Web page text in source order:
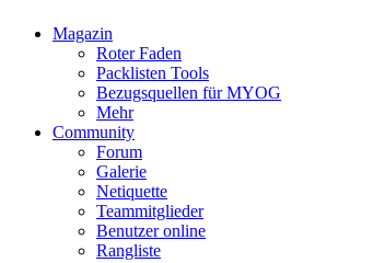
Magazin
Roter Faden
Packlisten Tools
Bezugsquellen für MYOG
Mehr
Community
Forum
Galerie
Netiquette
Teammitglieder
Benutzer online
Rangliste